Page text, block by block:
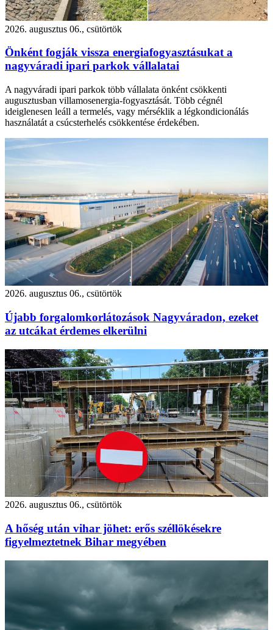
2026. augusztus 06., csütörtök
Önként fogják vissza energiafogyasztásukat a
nagyváradi ipari parkok vállalatai
A nagyváradi ipari parkok több vállalata önként csökkenti
augusztusban villamosenergia-fogyasztását. Több cégnél
ideiglenesen leáll a termelés, vagy mérséklik a légkondicionálás
használatát a csúcsterhelés csökkentése érdekében.
2026. augusztus 06., csütörtök
Újabb forgalomkorlátozások Nagyváradon, ezeket
az utcákat érdemes elkerülni
2026. augusztus 06., csütörtök
A hőség után vihar jöhet: erős széllökésekre
figyelmeztetnek Bihar megyében